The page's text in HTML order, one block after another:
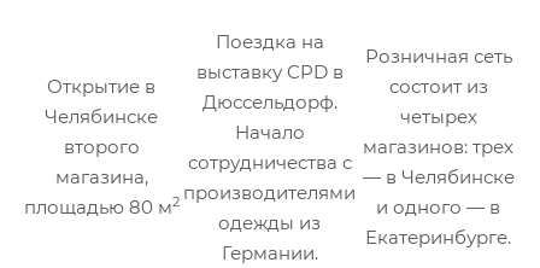
Открытие в
Челябинске
второго
магазина,
площадью 80 м2
Поездка на
выставку CPD в
Дюссельдорф.
Начало
сотрудничества с
производителями
одежды из
Германии.
Розничная сеть
состоит из
четырех
магазинов: трех
— в Челябинске
и одного — в
Екатеринбурге.